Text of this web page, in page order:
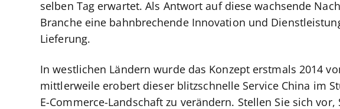
selben Tag erwartet. Als Antwort auf diese wachsende
Branche eine bahnbrechende Innovation und
Lieferung.
In westlichen Ländern wurde das Konzept erstmals 2014
mittlerweile erobert dieser blitzschnelle Service China im
E-Commerce-Landschaft zu verändern. Stellen Sie sich